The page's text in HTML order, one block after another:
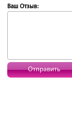
Ваш Отзыв:
Отправить